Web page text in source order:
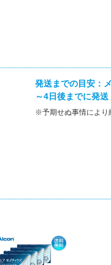
発送までの目安：
～4日後までに発送
※予期せぬ事情により